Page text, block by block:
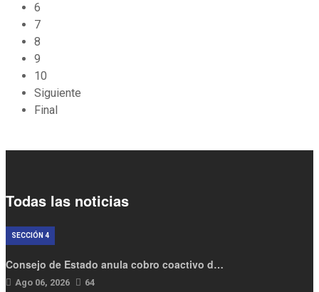
6
7
8
9
10
Siguiente
Final
Todas las noticias
Consejo de Estado anula cobro coactivo d…
Ago 06, 2026 64
SECCIÓN 4